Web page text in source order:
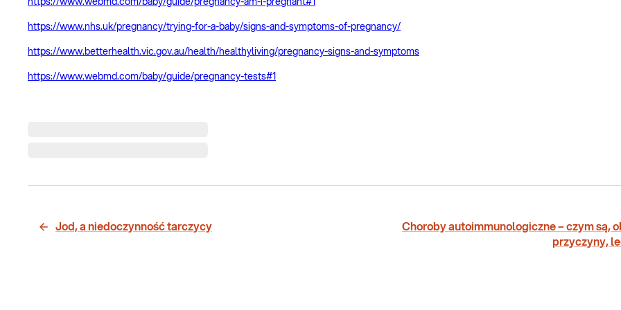
https://www.nhs.uk/pregnancy/trying-for-a-baby/signs-and-symptoms-of-pregnancy/
https://www.betterhealth.vic.gov.au/health/healthyliving/pregnancy-signs-and-symptoms
https://www.webmd.com/baby/guide/pregnancy-tests#1
Jod, a niedoczynność tarczycy
Choroby autoimmunologiczne – czym są,
przyczyny,